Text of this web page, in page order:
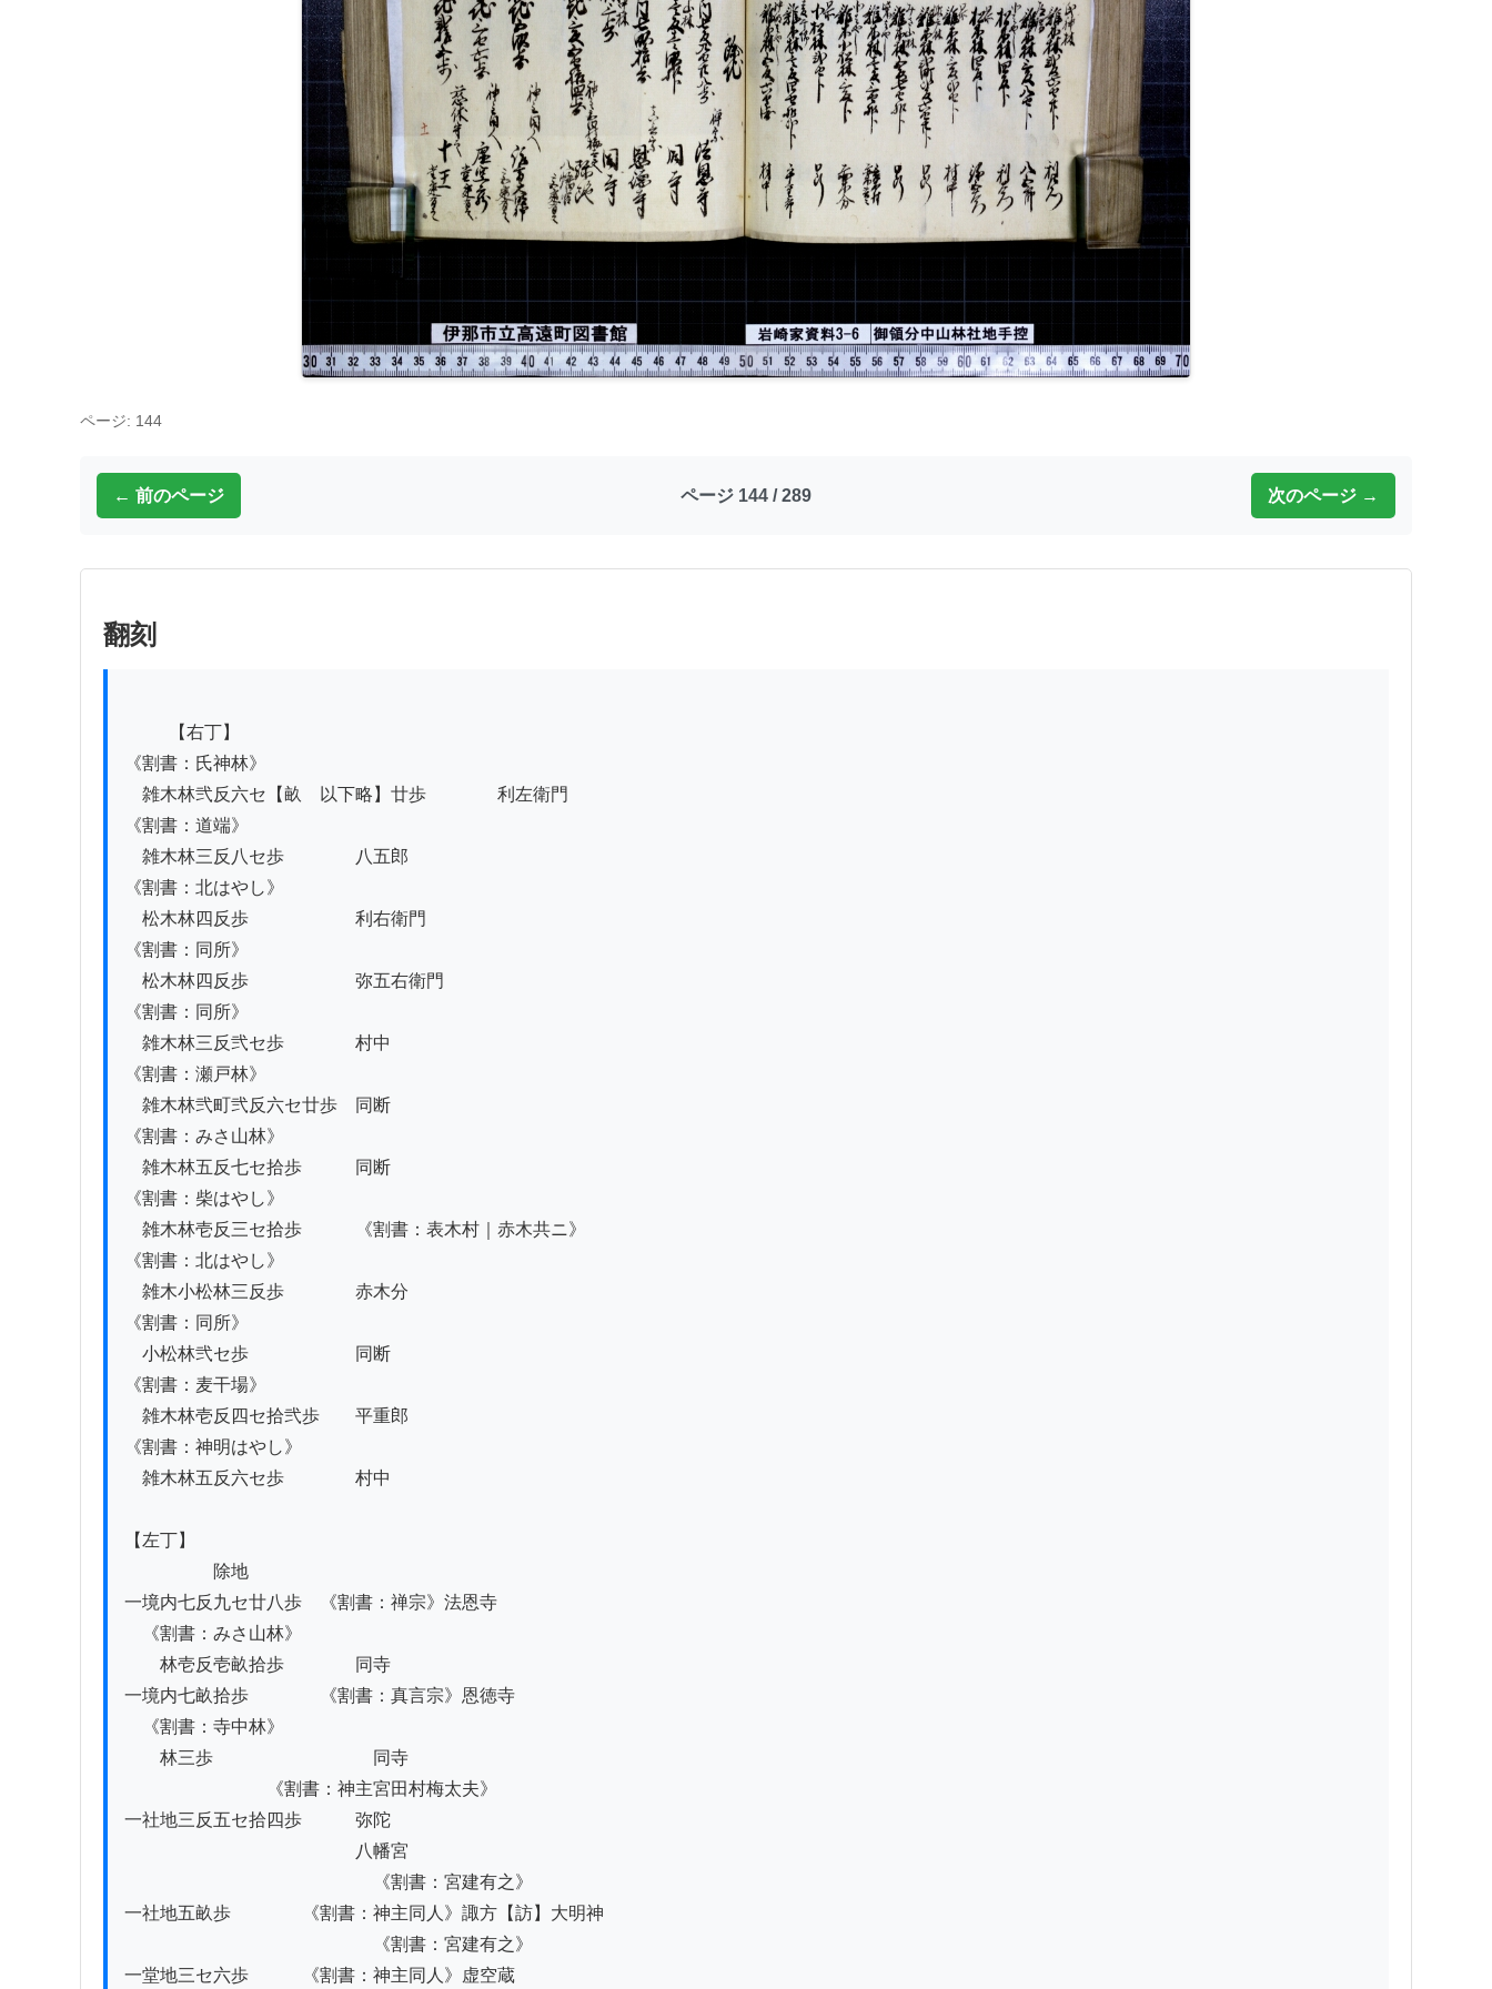
ページ: 144
← 前のページ ページ 144 / 289 次のページ →
翻刻
《割書：氏神林》
雑木林弐反六セ【畝　以下略】廿歩　　　　利左衛門
《割書：道端》
雑木林三反八セ歩　　　　八五郎
《割書：北はやし》
松木林四反歩　　　　　　利右衛門
《割書：同所》
松木林四反歩　　　　　　弥五右衛門
《割書：同所》
雑木林三反弐セ歩　　　　村中
《割書：瀬戸林》
雑木林弐町弐反六セ廿歩　同断
《割書：みさ山林》
雑木林五反七セ拾歩　　　同断
《割書：柴はやし》
雑木林壱反三セ拾歩　　　《割書：表木村｜赤木共ニ》
《割書：北はやし》
雑木小松林三反歩　　　　赤木分
《割書：同所》
小松林弐セ歩　　　　　　同断
《割書：麦干場》
雑木林壱反四セ拾弐歩　　平重郎
《割書：神明はやし》
雑木林五反六セ歩　　　　村中
【左丁】
除地
一境内七反九セ廿八歩　《割書：禅宗》法恩寺
《割書：みさ山林》
林壱反壱畝拾歩　　　　同寺
一境内七畝拾歩　　　　《割書：真言宗》恩徳寺
《割書：寺中林》
林三歩　　　　　　　　　同寺
《割書：神主宮田村梅太夫》
一社地三反五セ拾四歩　　　弥陀
八幡宮
《割書：宮建有之》
一社地五畝歩　　　　《割書：神主同人》諏方【訪】大明神
《割書：宮建有之》
一堂地三セ六歩　　　《割書：神主同人》虚空蔵